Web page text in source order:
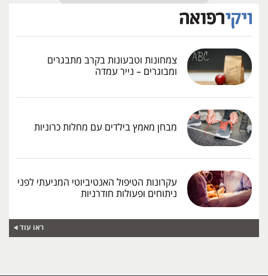
צמחונות וטבעונות בקרב מתבגרים
ומבוגרים – נייר עמדה
מבחן מאמץ בילדים עם מחלות כרוניות
עקרונות הטיפול האנטיביוטי המניעתי לפני
ניתוחים ופעולות חודרניות
ראו עוד